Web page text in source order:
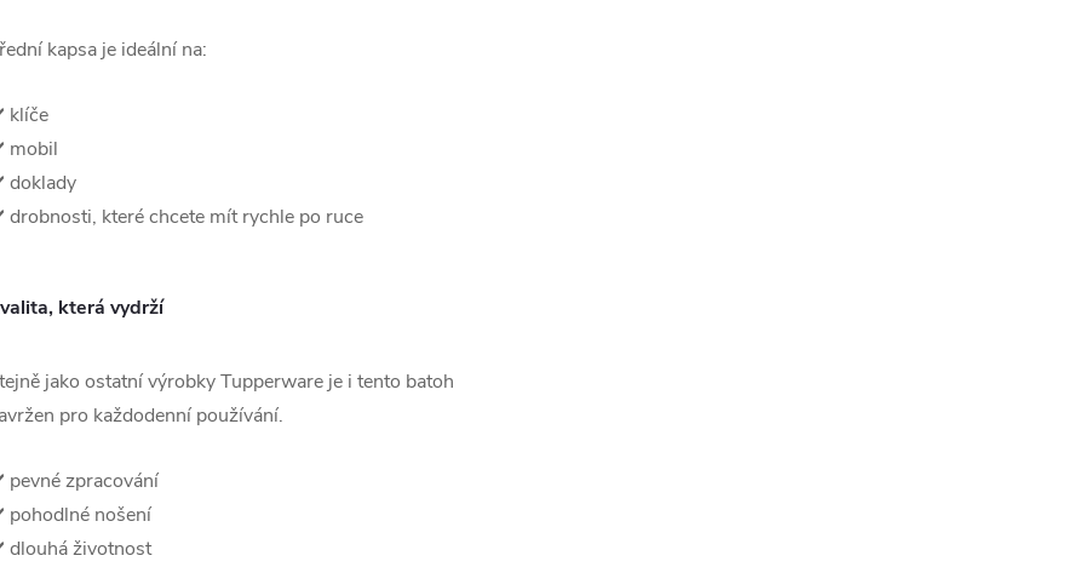
kapsa je ideální na:
klíče
mobil
doklady
které chcete mít rychle po ruce
která vydrží
jako ostatní výrobky Tupperware je i tento batoh
pro každodenní používání.
zpracování
pohodlné nošení
dlouhá životnost